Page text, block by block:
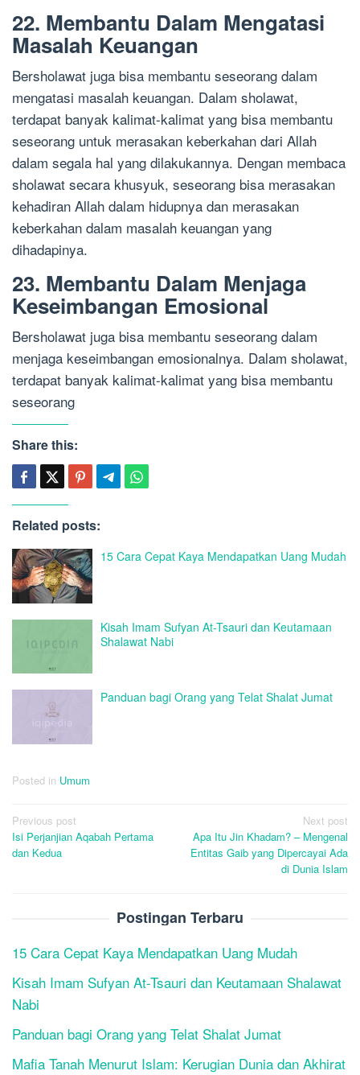
22. Membantu Dalam Mengatasi
Masalah Keuangan
Bersholawat juga bisa membantu seseorang dalam
mengatasi masalah keuangan. Dalam sholawat,
terdapat banyak kalimat-kalimat yang bisa membantu
seseorang untuk merasakan keberkahan dari Allah
dalam segala hal yang dilakukannya. Dengan membaca
sholawat secara khusyuk, seseorang bisa merasakan
kehadiran Allah dalam hidupnya dan merasakan
keberkahan dalam masalah keuangan yang
dihadapinya.
23. Membantu Dalam Menjaga
Keseimbangan Emosional
Bersholawat juga bisa membantu seseorang dalam
menjaga keseimbangan emosionalnya. Dalam sholawat,
terdapat banyak kalimat-kalimat yang bisa membantu
seseorang
Share this:
Related posts:
15 Cara Cepat Kaya Mendapatkan Uang Mudah
Kisah Imam Sufyan At-Tsauri dan Keutamaan
Shalawat Nabi
Panduan bagi Orang yang Telat Shalat Jumat
Posted in Umum
Post
navigation
Previous post
Isi Perjanjian Aqabah Pertama
dan Kedua
Next post
Apa Itu Jin Khadam? – Mengenal
Entitas Gaib yang Dipercayai Ada
di Dunia Islam
Postingan Terbaru
15 Cara Cepat Kaya Mendapatkan Uang Mudah
Kisah Imam Sufyan At-Tsauri dan Keutamaan Shalawat
Nabi
Panduan bagi Orang yang Telat Shalat Jumat
Mafia Tanah Menurut Islam: Kerugian Dunia dan Akhirat